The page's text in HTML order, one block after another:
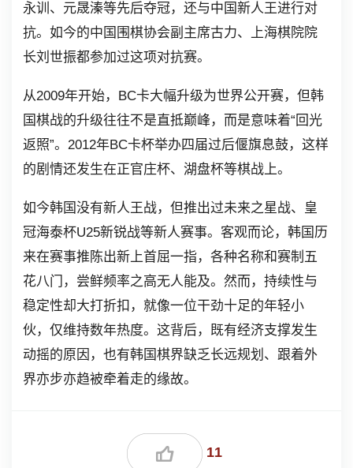
永训、元晟溱等先后夺冠，还与中国新人王进行对
抗。如今的中国围棋协会副主席古力、上海棋院院
长刘世振都参加过这项对抗赛。
从2009年开始，BC卡大幅升级为世界公开赛，但韩
国棋战的升级往往不是直抵巅峰，而是意味着“回光
返照”。2012年BC卡杯举办四届过后偃旗息鼓，这样
的剧情还发生在正官庄杯、湖盘杯等棋战上。
如今韩国没有新人王战，但推出过未来之星战、皇
冠海泰杯U25新锐战等新人赛事。客观而论，韩国历
来在赛事推陈出新上首屈一指，各种名称和赛制五
花八门，尝鲜频率之高无人能及。然而，持续性与
稳定性却大打折扣，就像一位干劲十足的年轻小
伙，仅维持数年热度。这背后，既有经济支撑发生
动摇的原因，也有韩国棋界缺乏长远规划、跟着外
界亦步亦趋被牵着走的缘故。
11